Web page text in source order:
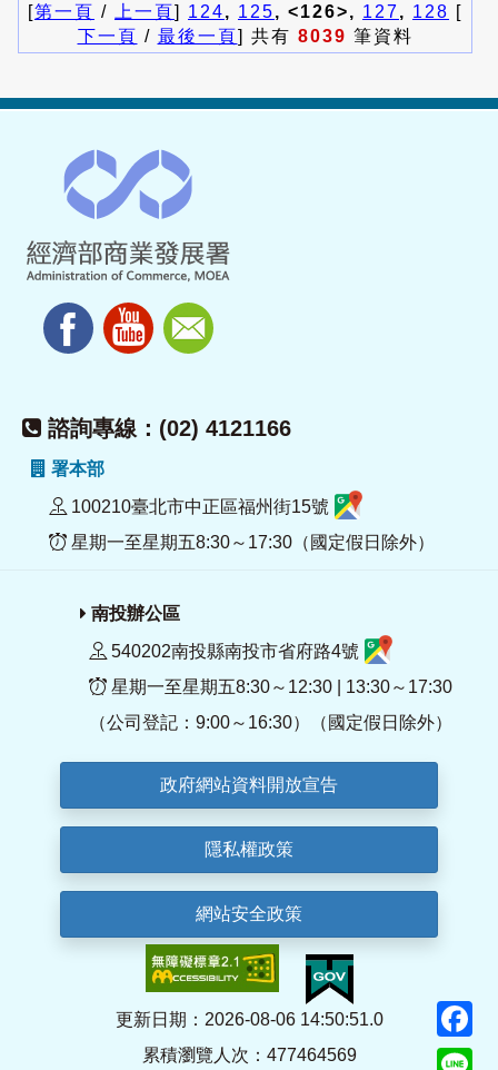
[第一頁 / 上一頁] 124, 125, <126>, 127, 128 [
下一頁 / 最後一頁] 共有 8039 筆資料
諮詢專線：(02) 4121166
署本部
100210臺北市中正區福州街15號
星期一至星期五8:30～17:30（國定假日除外）
南投辦公區
540202南投縣南投市省府路4號
星期一至星期五8:30～12:30 | 13:30～17:30
（公司登記：9:00～16:30）（國定假日除外）
政府網站資料開放宣告
隱私權政策
網站安全政策
更新日期：2026-08-06 14:50:51.0
累積瀏覽人次：477464569